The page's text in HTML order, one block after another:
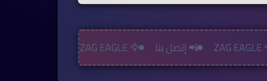
🦅 ZAG EAGLE 📲 إتصل بنا 🦅 ZAG EAGLE